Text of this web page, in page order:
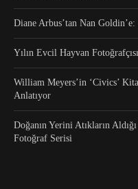
Diane Arbus’tan Nan
Yılın Evcil Hayvan
William Meyers’in ‘Civics’
Anlatıyor
Doğanın Yerini Atıkların
Fotoğraf Serisi